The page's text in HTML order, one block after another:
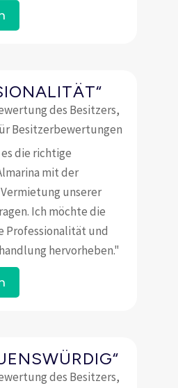
des Besitzers,
Besitzerbewertungen
die richtige
mit der
unserer
Ich möchte die
Professionalität und
hervorheben."
des Besitzers,